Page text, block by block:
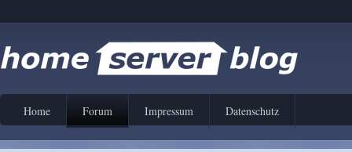
Home Forum Impressum Datenschutz